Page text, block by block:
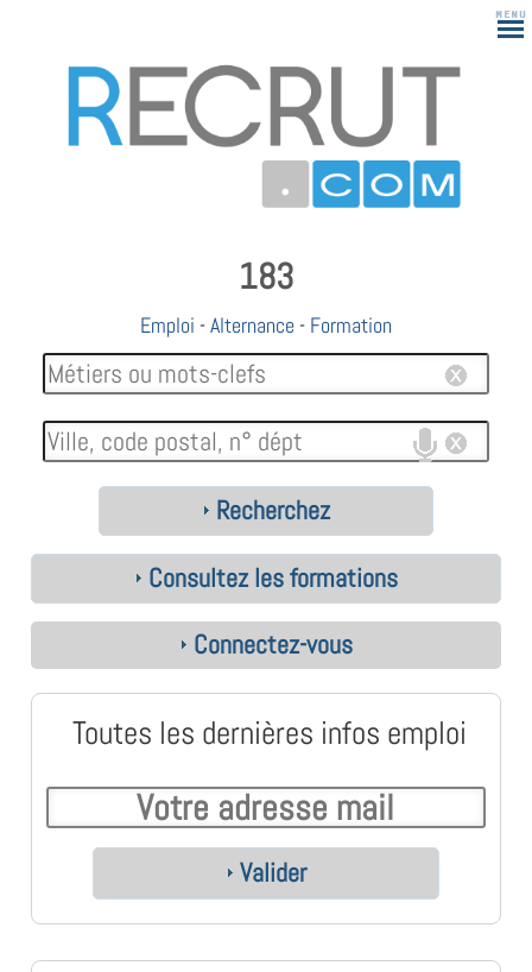
183
Emploi -Alternance - Formation
Recherchez
Consultez les formations
Connectez-vous
Toutes les dernières infos emploi
Valider